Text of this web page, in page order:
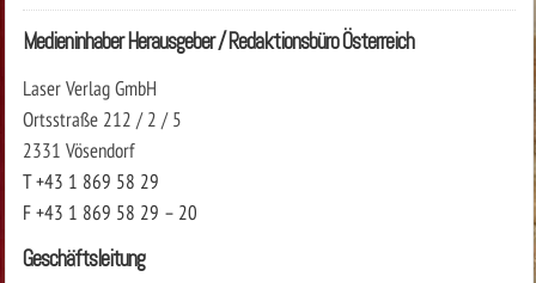
Medieninhaber Herausgeber / Redaktionsbüro Österreich
Laser Verlag GmbH
Ortsstraße 212 / 2 / 5
2331 Vösendorf
T +43 1 869 58 29
F +43 1 869 58 29 – 20
Geschäftsleitung